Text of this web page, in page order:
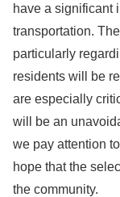
have a significant
transportation.
particularly
residents will be
are especially
will be an
we pay attention
hope that the
the community.